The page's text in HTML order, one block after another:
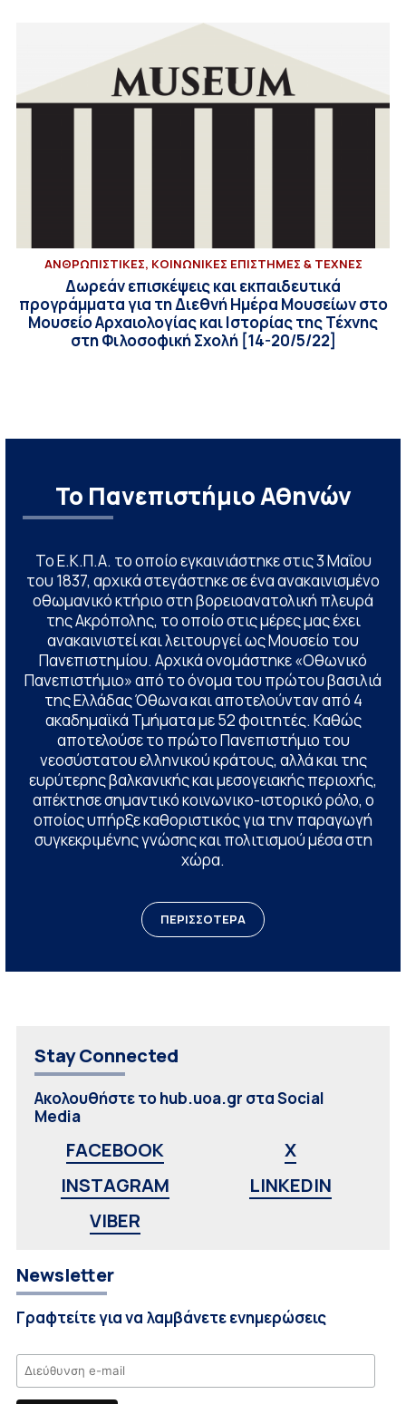
ΑΝΘΡΩΠΙΣΤΙΚΕΣ, ΚΟΙΝΩΝΙΚΕΣ ΕΠΙΣΤΗΜΕΣ & ΤΕΧΝΕΣ
Δωρεάν επισκέψεις και εκπαιδευτικά
προγράμματα για τη Διεθνή Ημέρα Μουσείων στο
Μουσείο Αρχαιολογίας και Ιστορίας της Τέχνης
στη Φιλοσοφική Σχολή [14-20/5/22]
Το Πανεπιστήμιο Αθηνών
Το Ε.Κ.Π.Α. το οποίο εγκαινιάστηκε στις 3 Μαΐου
του 1837, αρχικά στεγάστηκε σε ένα ανακαινισμένο
οθωμανικό κτήριο στη βορειοανατολική πλευρά
της Ακρόπολης, το οποίο στις μέρες μας έχει
ανακαινιστεί και λειτουργεί ως Μουσείο του
Πανεπιστημίου. Αρχικά ονομάστηκε «Οθωνικό
Πανεπιστήμιο» από το όνομα του πρώτου βασιλιά
της Ελλάδας Όθωνα και αποτελούνταν από 4
ακαδημαϊκά Τμήματα με 52 φοιτητές. Καθώς
αποτελούσε το πρώτο Πανεπιστήμιο του
νεοσύστατου ελληνικού κράτους, αλλά και της
ευρύτερης βαλκανικής και μεσογειακής περιοχής,
απέκτησε σημαντικό κοινωνικο-ιστορικό ρόλο, ο
οποίος υπήρξε καθοριστικός για την παραγωγή
συγκεκριμένης γνώσης και πολιτισμού μέσα στη
χώρα.
ΠΕΡΙΣΣΟΤΕΡΑ
Stay Connected
Ακολουθήστε το hub.uoa.gr στα Social
Media
FACEBOOK
X
INSTAGRAM
LINKEDIN
VIBER
Newsletter
Γραφτείτε για να λαμβάνετε ενημερώσεις